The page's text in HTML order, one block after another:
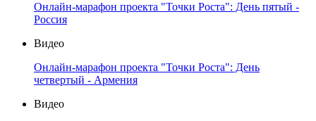
Онлайн-марафон проекта "Точки Роста": День пятый -
Россия
Видео
Онлайн-марафон проекта "Точки Роста": День
четвертый - Армения
Видео